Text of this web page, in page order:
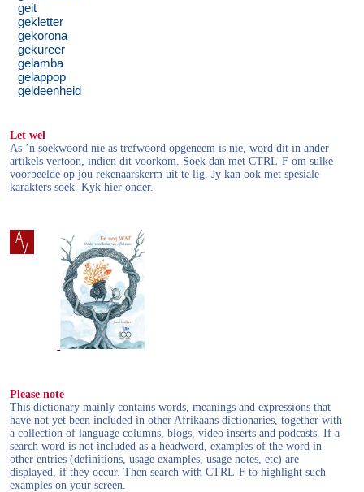
geit
gekletter
gekorona
gekureer
gelamba
gelappop
geldeenheid
Let wel
As ’n soekwoord nie as trefwoord opgeneem is nie, word dit in ander
artikels vertoon, indien dit voorkom. Soek dan met CTRL-F om sulke
voorbeelde op jou rekenaarskerm uit te lig. Jy kan ook met spesiale
karakters soek. Kyk hier onder.
Please note
This dictionary mainly contains words, meanings and expressions that
have not yet been included in other Afrikaans dictionaries, together with
a collection of language columns, blogs, video inserts and podcasts. If a
search word is not included as a headword, examples of the word in
other entries (definitions, usage examples, usage notes, etc) are
displayed, if they occur. Then search with CTRL-F to highlight such
examples on your screen.